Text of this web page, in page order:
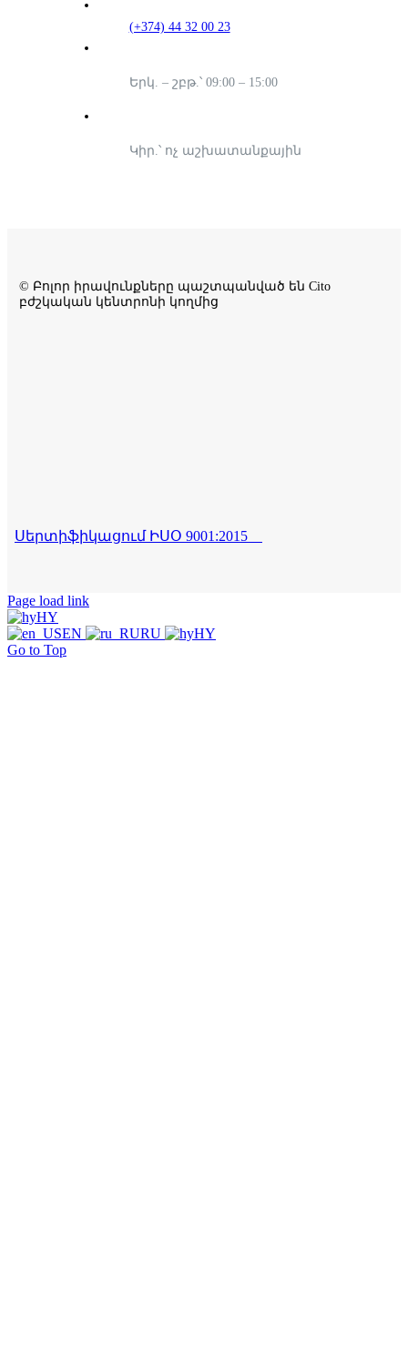
(+374) 44 32 00 23
Երկ. – շբթ.՝ 09:00 – 15:00
Կիր.՝ ոչ աշխատանքային
© Բոլոր իրավունքները պաշտպանված են Cito
բժշկական կենտրոնի կողմից
Սերտիֆիկացում ԻՍՕ 9001:2015
Page load link
HY
EN
RU
HY
Go to Top